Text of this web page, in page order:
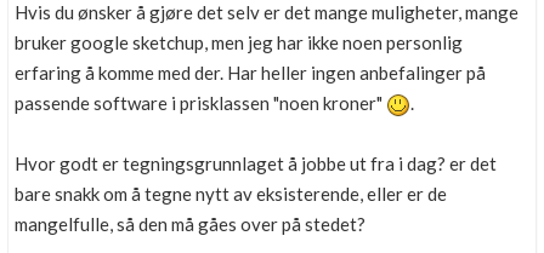
Hvis du ønsker å gjøre det selv er det mange muligheter, mange
bruker google sketchup, men jeg har ikke noen personlig
erfaring å komme med der. Har heller ingen anbefalinger på
passende software i prisklassen "noen kroner"
.
Hvor godt er tegningsgrunnlaget å jobbe ut fra i dag? er det
bare snakk om å tegne nytt av eksisterende, eller er de
mangelfulle, så den må gåes over på stedet?